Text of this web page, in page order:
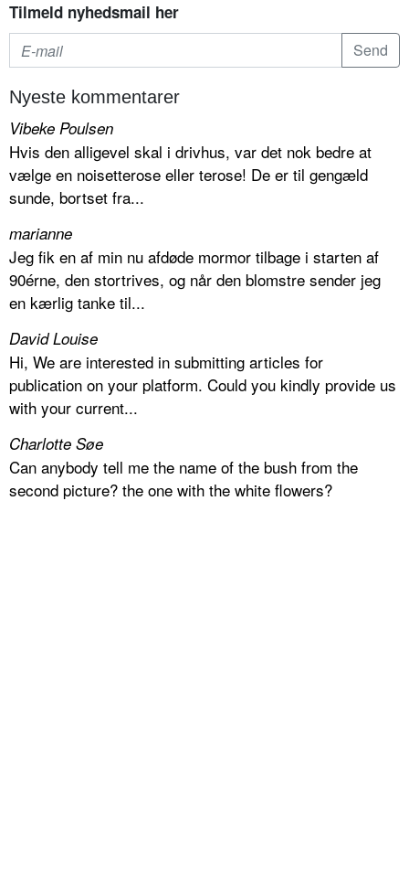
Tilmeld nyhedsmail her
Nyeste kommentarer
Vibeke Poulsen
Hvis den alligevel skal i drivhus, var det nok bedre at
vælge en noisetterose eller terose! De er til gengæld
sunde, bortset fra...
marianne
Jeg fik en af min nu afdøde mormor tilbage i starten af
90érne, den stortrives, og når den blomstre sender jeg
en kærlig tanke til...
David Louise
Hi, We are interested in submitting articles for
publication on your platform. Could you kindly provide us
with your current...
Charlotte Søe
Can anybody tell me the name of the bush from the
second picture? the one with the white flowers?